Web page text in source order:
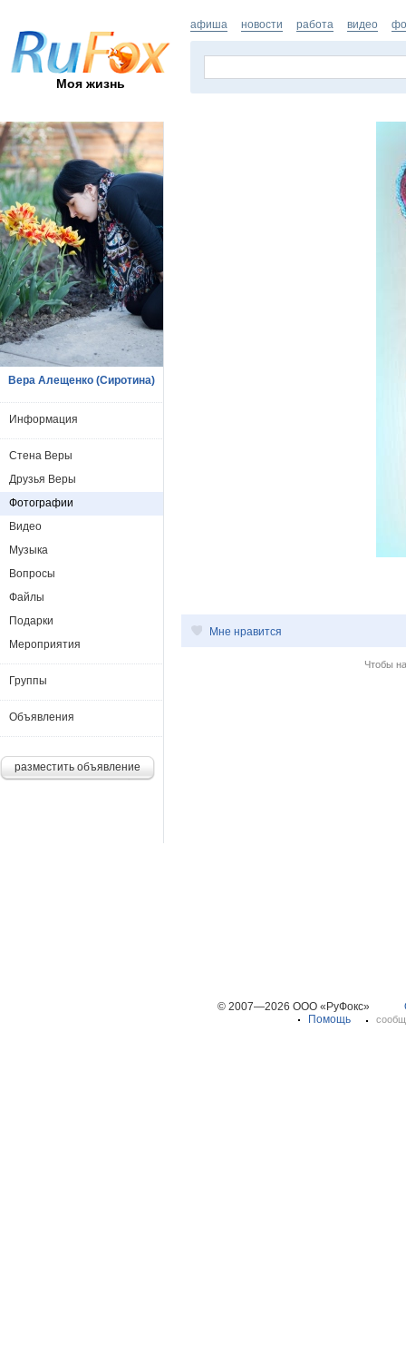
Моя жизнь
афиша новости работа видео
Мне нравится
Чтобы
Вера Алещенко (Сиротина)
Информация
Стена Веры
Друзья Веры
Фотографии
Видео
Музыка
Вопросы
Файлы
Подарки
Мероприятия
Группы
Объявления
разместить объявление
© 2007—2026 ООО «РуФокс»
Помощь